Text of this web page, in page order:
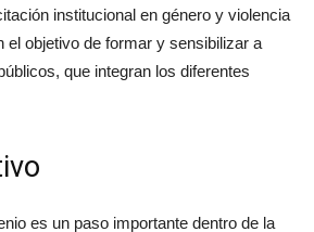
institucional en género y violencia
el objetivo de formar y sensibilizar a
que integran los diferentes
es un paso importante dentro de la